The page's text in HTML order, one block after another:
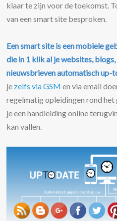
klaar te zijn voor de toekomst.
van een smart site besproken.
Een smart site is een mobiele
die in 1 klik al je websites,
nieuwsbrieven automatisch up-
je zelfs via GSM en via email
regelmatig opleidingen rond het
je een handleiding online
kan vallen.